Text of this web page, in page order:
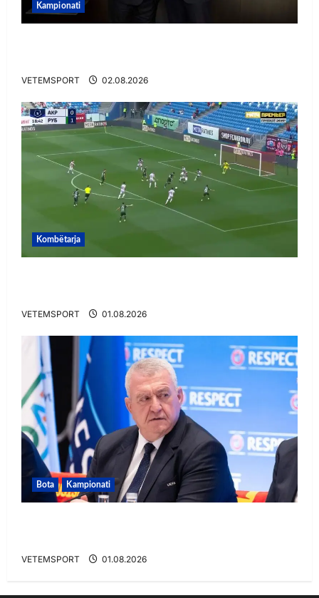
Kampionati
VETEMSPORT 02.08.2026
Kombëtarja
VETEMSPORT 01.08.2026
Bota Kampionati
VETEMSPORT 01.08.2026